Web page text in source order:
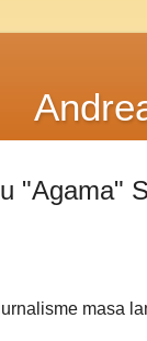
"Agama"
masa